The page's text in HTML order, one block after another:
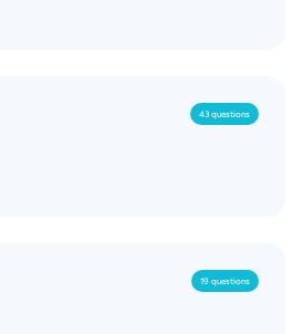
43 questions
19 questions